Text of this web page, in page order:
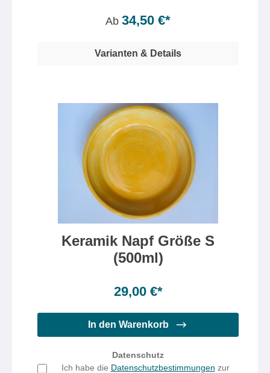
Ab 34,50 €*
Varianten & Details
Keramik Napf Größe S
(500ml)
29,00 €*
In den Warenkorb
Datenschutz
Ich habe die Datenschutzbestimmungen zur